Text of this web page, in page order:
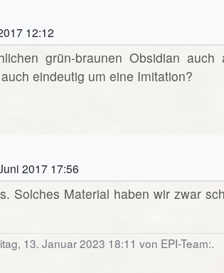
12:12
grün-braunen Obsidian auch
eindeutig um eine Imitation?
2017 17:56
Solches Material haben wir zwar
13. Januar 2023 18:11 von EPI-Team:.